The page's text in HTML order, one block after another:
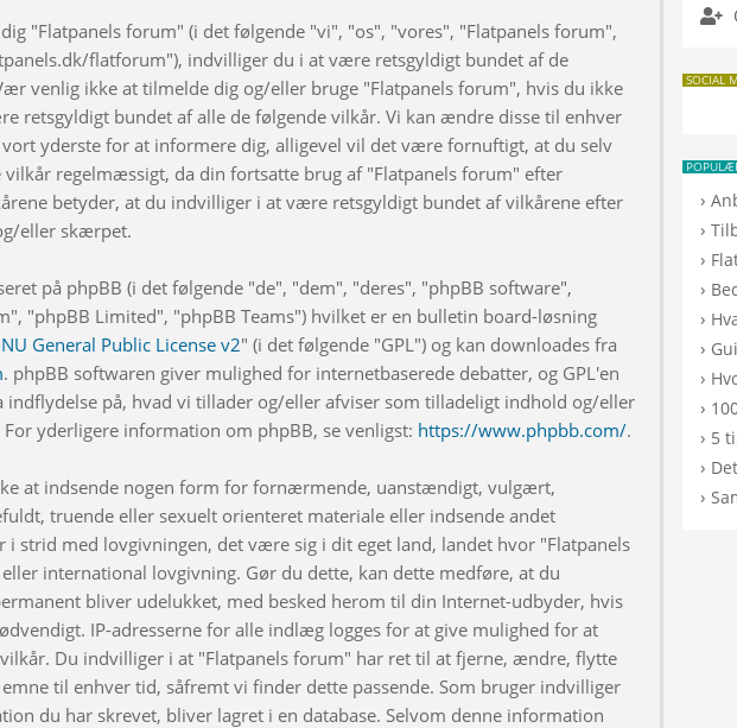
"Flatpanels forum" (i det følgende "vi", "os", "vores", "Flatpanels forum",
flatforum"), indvilliger du i at være retsgyldigt bundet af de
venlig ikke at tilmelde dig og/eller bruge "Flatpanels forum", hvis du ikke
retsgyldigt bundet af alle de følgende vilkår. Vi kan ændre disse til enhver
yderste for at informere dig, alligevel vil det være fornuftigt, at du selv
vilkår regelmæssigt, da din fortsatte brug af "Flatpanels forum" efter
betyder, at du indvilliger i at være retsgyldigt bundet af vilkårene efter
eller skærpet.
på phpBB (i det følgende "de", "dem", "deres", "phpBB software",
"phpBB Limited", "phpBB Teams") hvilket er en bulletin board-løsning
General Public License v2" (i det følgende "GPL") og kan downloades fra
. phpBB softwaren giver mulighed for internetbaserede debatter, og GPL'en
på, hvad vi tillader og/eller afviser som tilladeligt indhold og/eller
yderligere information om phpBB, se venligst: https://www.phpbb.com/.
at indsende nogen form for fornærmende, uanstændigt, vulgært,
truende eller sexuelt orienteret materiale eller indsende andet
i strid med lovgivningen, det være sig i dit eget land, landet hvor "Flatpanels
international lovgivning. Gør du dette, kan dette medføre, at du
bliver udelukket, med besked herom til din Internet-udbyder, hvis
IP-adresserne for alle indlæg logges for at give mulighed for at
Du indvilliger i at "Flatpanels forum" har ret til at fjerne, ændre, flytte
til enhver tid, såfremt vi finder dette passende. Som bruger indvilliger
du har skrevet, bliver lagret i en database. Selvom denne information
SOCIAL
›
›
›
›
›
›
›
›
› 5
›
›